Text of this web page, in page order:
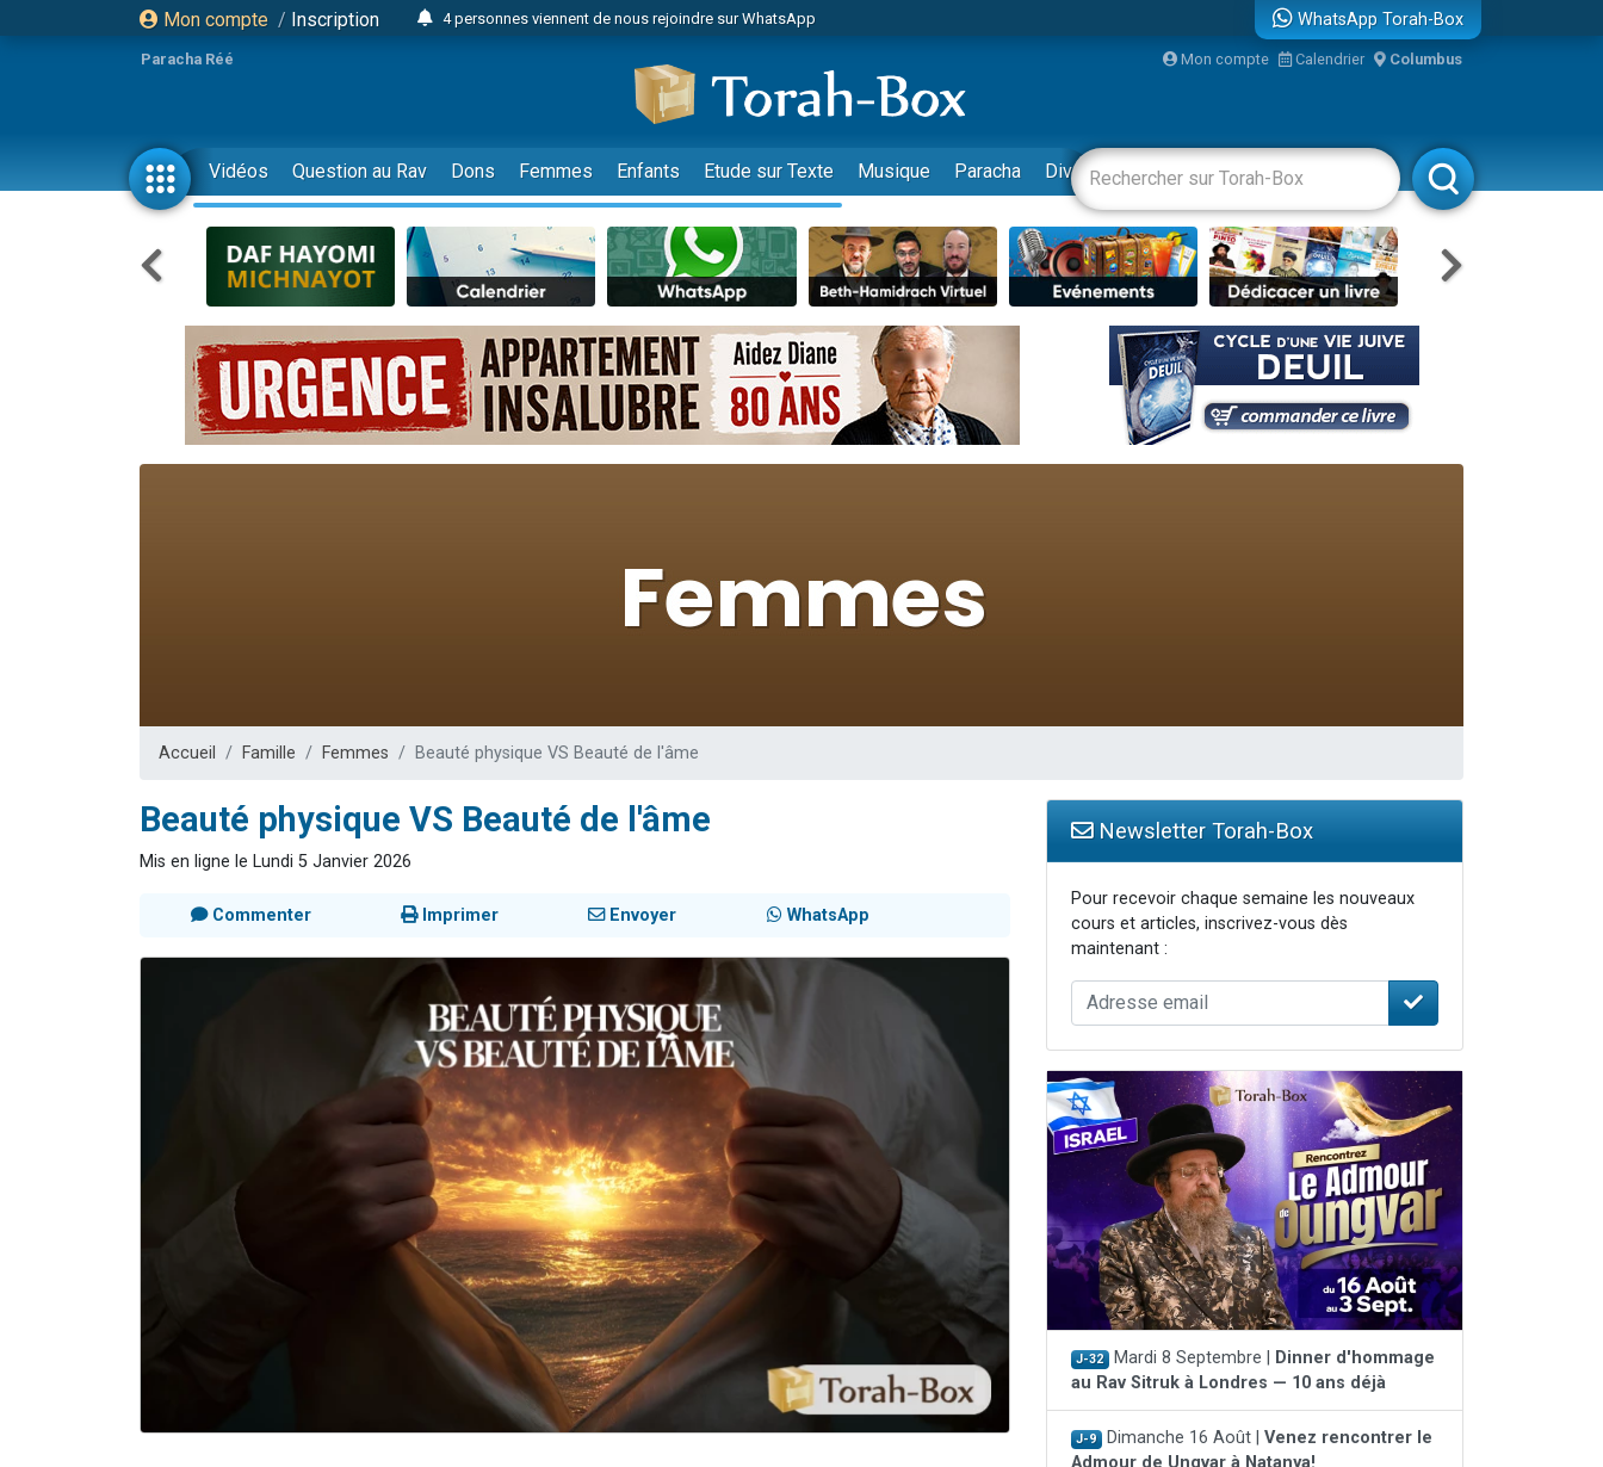
Mon compte / Inscription
4 personnes viennent de nous rejoindre sur WhatsApp
Odaya vient de donner son Maasser
3 personnes viennent de faire un don pour 5 jours de vacances aux Orphelins
3 personnes viennent de faire un don pour Diane, 80 ans, dans un appartement insalubre
13 personnes viennent de demander une bénédiction
2 personnes viennent de nous rejoindre sur WhatsApp
30 personnes viennent de faire un don pour Sauvez la jambe de Yohan
Il reste 49 places pour étudier en groupe sur Zoom
12 nouvelles musiques dans Torah-Box Music
3 personnes viennent de nous rejoindre sur WhatsApp
2 personnes viennent de nous rejoindre sur WhatsApp
3 personnes viennent de nous rejoindre sur WhatsApp
61 personnes viennent de demander une bénédiction
Ariel vient de donner son Maasser
WhatsApp Torah-Box
Paracha Réé Mon compte Calendrier Columbus
Vidéos Question au Rav Dons Femmes Enfants Etude sur Texte Musique Paracha Divertissements Livres Rabbanim
Accueil Famille Femmes Beauté physique VS Beauté de l'âme
Beauté physique VS Beauté de l'âme
Mis en ligne le Lundi 5 Janvier 2026
Commenter Imprimer Envoyer WhatsApp
Newsletter Torah-Box
Pour recevoir chaque semaine les nouveaux
cours et articles, inscrivez-vous dès
maintenant :
J-32 Mardi 8 Septembre |
Dinner d'hommage
au Rav Sitruk à Londres — 10 ans déjà
J-9 Dimanche 16 Août | Venez rencontrer le
Admour de Ungvar à Natanya!